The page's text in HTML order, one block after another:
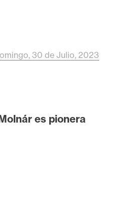
30 de Julio, 2023
es pionera